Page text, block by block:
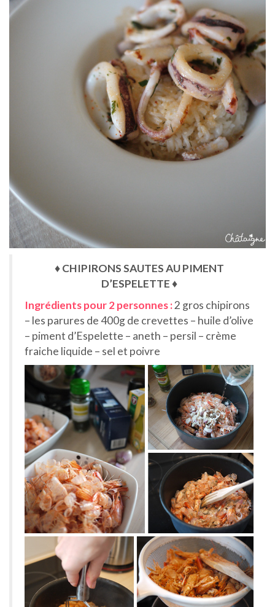
♦ CHIPIRONS SAUTES AU PIMENT
D’ESPELETTE ♦
Ingrédients pour 2 personnes :2 gros chipirons
– les parures de 400g de crevettes – huile d’olive
– piment d’Espelette – aneth – persil – crème
fraiche liquide – sel et poivre